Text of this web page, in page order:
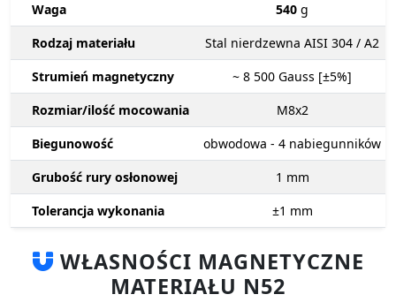
Waga
540 g
Rodzaj materiału
Stal nierdzewna AISI 304 / A2
Strumień magnetyczny
~ 8 500 Gauss [±5%]
Rozmiar/ilość mocowania
M8x2
Biegunowość
obwodowa - 4 nabiegunników
Grubość rury osłonowej
1 mm
Tolerancja wykonania
±1 mm
WŁASNOŚCI MAGNETYCZNE
MATERIAŁU N52